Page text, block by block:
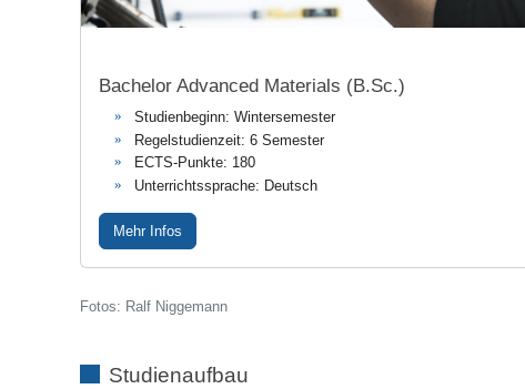
Bachelor Advanced Materials (B.Sc.)
Studienbeginn: Wintersemester
Regelstudienzeit: 6 Semester
ECTS-Punkte: 180
Unterrichtssprache: Deutsch
Mehr Infos
Fotos: Ralf Niggemann
Studienaufbau